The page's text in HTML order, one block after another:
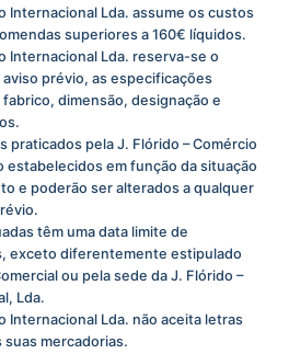
Internacional Lda. assume os custos
superiores a 160€ líquidos.
Internacional Lda. reserva-se o
prévio, as especificações
dimensão, designação e
praticados pela J. Flórido – Comércio
estabelecidos em função da situação
e poderão ser alterados a qualquer
têm uma data limite de
exceto diferentemente estipulado
ou pela sede da J. Flórido –
Lda.
Internacional Lda. não aceita letras
suas mercadorias.